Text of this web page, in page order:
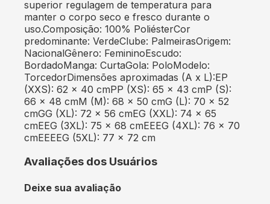
superior regulagem de temperatura para
manter o corpo seco e fresco durante o
uso.Composição: 100% PoliésterCor
predominante: VerdeClube: PalmeirasOrigem:
NacionalGênero: FemininoEscudo:
BordadoManga: CurtaGola: PoloModelo:
TorcedorDimensões aproximadas (A x L):EP
(XXS): 62 x 40 cmPP (XS): 65 x 43 cmP (S):
66 x 48 cmM (M): 68 x 50 cmG (L): 70 x 52
cmGG (XL): 72 x 56 cmEG (XXL): 74 x 65
cmEEG (3XL): 75 x 68 cmEEEG (4XL): 76 x 70
cmEEEEG (5XL): 77 x 72 cm
Avaliações dos Usuários
Deixe sua avaliação